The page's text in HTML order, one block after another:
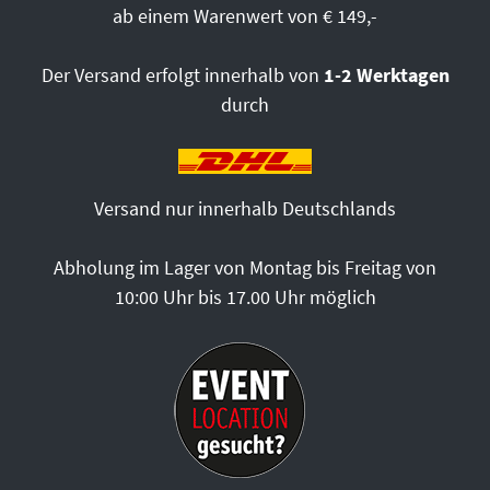
ab einem Warenwert von € 149,-
Der Versand erfolgt innerhalb von 1-2 Werktagen
durch
Versand nur innerhalb Deutschlands
Abholung im Lager von Montag bis Freitag von
10:00 Uhr bis 17.00 Uhr möglich